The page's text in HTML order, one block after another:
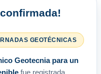
GEOTÉCNICAS
Geotecnia para un
fue registrada